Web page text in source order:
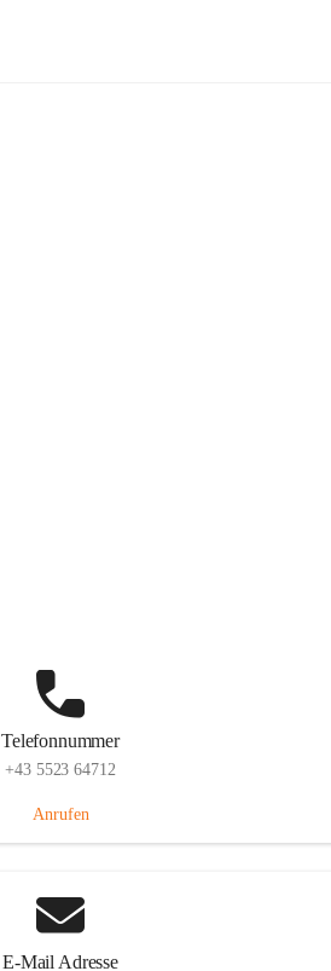
Telefonnummer
+43 5523 64712
Anrufen
E-Mail Adresse